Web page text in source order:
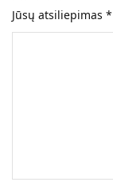
Jūsų atsiliepimas*